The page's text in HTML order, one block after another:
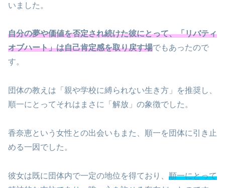
いました。
自分の夢や価値を否定され続けた彼にとって、「リバティ
オブハート」は自己肯定感を取り戻す場でもあったので
す。
団体の教えは「親や学校に縛られない生き方」を推奨し、
順一にとってそれはまさに「解放」の象徴でした。
香奈恵という女性との出会いもまた、順一を団体に引き止
める一因でした。
彼女は既に団体内で一定の地位を得ており、 順一にとって